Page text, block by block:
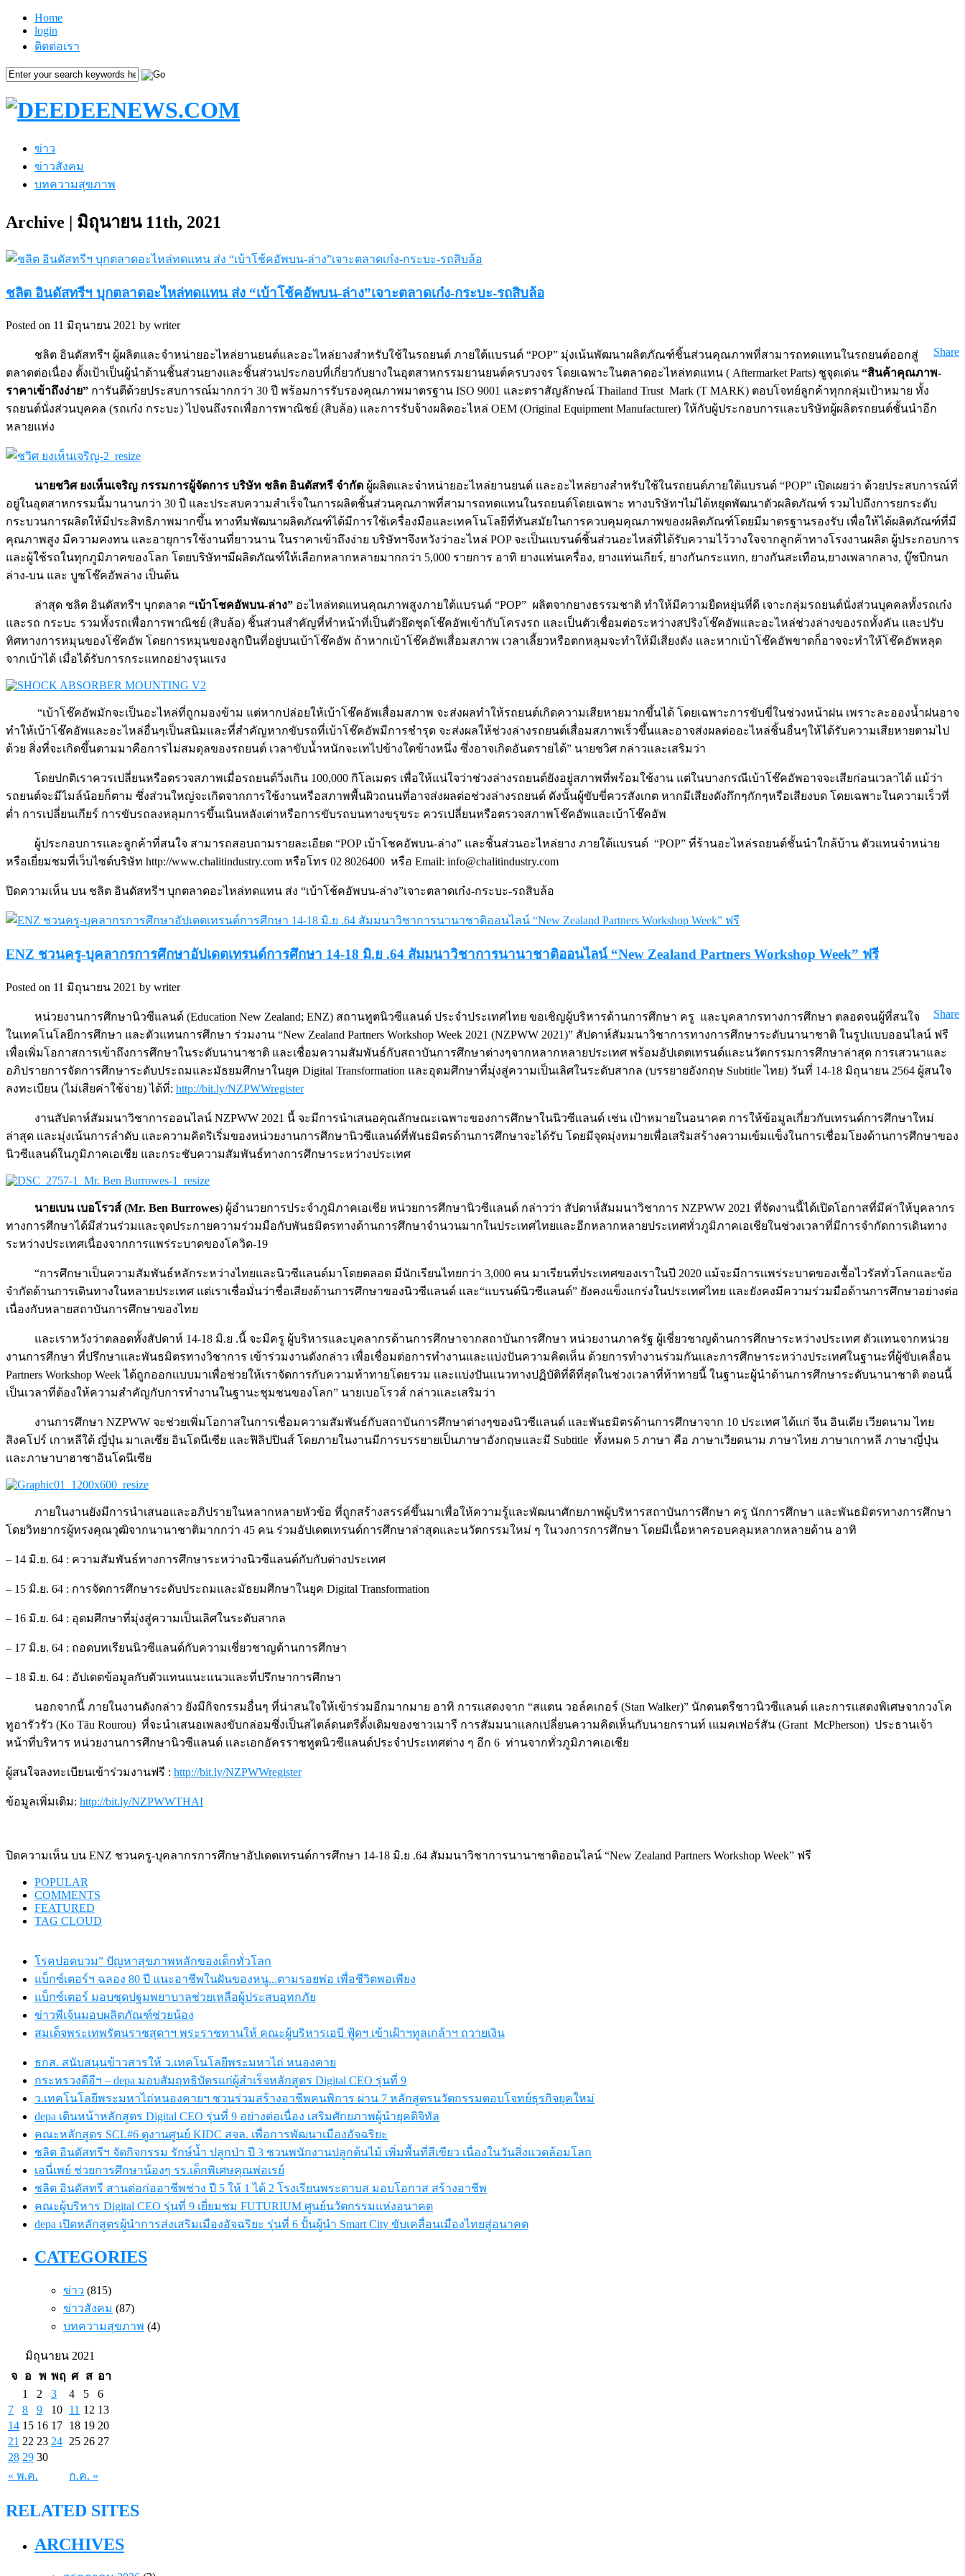
Home
login
ติดต่อเรา
ข่าว
ข่าวสังคม
บทความสุขภาพ
Archive | มิถุนายน 11th, 2021
ชลิต อินดัสทรีฯ บุกตลาดอะไหล่ทดแทน ส่ง “เบ้าโช้คอัพบน-ล่าง”เจาะตลาดเก๋ง-กระบะ-รถสิบล้อ
Posted on 11 มิถุนายน 2021 by writer
Share
ชลิต อินดัสทรีฯ ผู้ผลิตและจำหน่ายอะไหล่ยานยนต์และอะไหล่ยางสำหรับใช้ในรถยนต์ ภายใต้แบรนด์ “POP” มุ่งเน้นพัฒนาผลิตภัณฑ์ชิ้นส่วนคุณภาพที่สามารถทดแทนในรถยนต์ออกสู่
ตลาดต่อเนื่อง ตั้งเป้าเป็นผู้นำด้านชิ้นส่วนยางและชิ้นส่วนประกอบที่เกี่ยวกับยางในอุตสาหกรรมยานยนต์ครบวงจร โดยเฉพาะในตลาดอะไหล่ทดแทน ( Aftermarket Parts) ชูจุดเด่น “สินค้าคุณภาพ-
ราคาเข้าถึงง่าย” การันตีด้วยประสบการณ์มากกว่า 30 ปี พร้อมการรับรองคุณภาพมาตรฐาน ISO 9001 และตราสัญลักษณ์ Thailand Trust Mark (T MARK) ตอบโจทย์ลูกค้าทุกกลุ่มเป้าหมาย ทั้ง
รถยนต์นั่งส่วนบุคคล (รถเก๋ง กระบะ) ไปจนถึงรถเพื่อการพาณิชย์ (สิบล้อ) และการรับจ้างผลิตอะไหล่ OEM (Original Equipment Manufacturer) ให้กับผู้ประกอบการและบริษัทผู้ผลิตรถยนต์ชั้นนำอีก
หลายแห่ง
นายชวิศ ยงเห็นเจริญ กรรมการผู้จัดการ บริษัท ชลิต อินดัสทรี จำกัด ผู้ผลิตและจำหน่ายอะไหล่ยานยนต์ และอะไหล่ยางสำหรับใช้ในรถยนต์ภายใต้แบรนด์ “POP” เปิดเผยว่า ด้วยประสบการณ์ที่
อยู่ในอุตสาหกรรมนี้มานานกว่า 30 ปี และประสบความสำเร็จในการผลิตชิ้นส่วนคุณภาพที่สามารถทดแทนในรถยนต์โดยเฉพาะ ทางบริษัทฯไม่ได้หยุดพัฒนาตัวผลิตภัณฑ์ รวมไปถึงการยกระดับ
กระบวนการผลิตให้มีประสิทธิภาพมากขึ้น ทางทีมพัฒนาผลิตภัณฑ์ได้มีการใช้เครื่องมือและเทคโนโลยีที่ทันสมัยในการควบคุมคุณภาพของผลิตภัณฑ์โดยมีมาตรฐานรองรับ เพื่อให้ได้ผลิตภัณฑ์ที่มี
คุณภาพสูง มีความคงทน และอายุการใช้งานที่ยาวนาน ในราคาเข้าถึงง่าย บริษัทฯจึงหวังว่าอะไหล่ POP จะเป็นแบรนด์ชิ้นส่วนอะไหล่ที่ได้รับความไว้วางใจจากลูกค้าทางโรงงานผลิต ผู้ประกอบการ
และผู้ใช้รถในทุกภูมิภาคของโลก โดยบริษัทฯมีผลิตภัณฑ์ให้เลือกหลากหลายมากกว่า 5,000 รายการ อาทิ ยางแท่นเครื่อง, ยางแท่นเกียร์, ยางกันกระแทก, ยางกันสะเทือน,ยางเพลากลาง, บู๊ชปีกนก
ล่าง-บน และ บูชโช๊คอัพล่าง เป็นต้น
ล่าสุด ชลิต อินดัสทรีฯ บุกตลาด “เบ้าโชคอัพบน-ล่าง” อะไหล่ทดแทนคุณภาพสูงภายใต้แบรนด์ “POP” ผลิตจากยางธรรมชาติ ทำให้มีความยืดหยุ่นที่ดี เจาะกลุ่มรถยนต์นั่งส่วนบุคคลทั้งรถเก๋ง
และรถ กระบะ รวมทั้งรถเพื่อการพาณิชย์ (สิบล้อ) ชิ้นส่วนสำคัญที่ทำหน้าที่เป็นตัวยึดชุดโช๊คอัพเข้ากับโครงรถ และเป็นตัวเชื่อมต่อระหว่างสปริงโช๊คอัพและอะไหล่ช่วงล่างของรถทั้งคัน และปรับ
ทิศทางการหมุนของโช๊คอัพ โดยการหมุนของลูกปืนที่อยู่บนเบ้าโช๊คอัพ ถ้าหากเบ้าโช๊คอัพเสื่อมสภาพ เวลาเลี้ยวหรือตกหลุมจะทำให้มีเสียงดัง และหากเบ้าโช๊คอัพขาดก็อาจจะทำให้โช๊คอัพหลุด
จากเบ้าได้ เมื่อได้รับการกระแทกอย่างรุนแรง
“เบ้าโช๊คอัพมักจะเป็นอะไหล่ที่ถูกมองข้าม แต่หากปล่อยให้เบ้าโช๊คอัพเสื่อมสภาพ จะส่งผลทำให้รถยนต์เกิดความเสียหายมากขึ้นได้ โดยเฉพาะการขับขี่ในช่วงหน้าฝน เพราะละอองน้ำฝนอาจ
ทำให้เบ้าโช๊คอัพและอะไหล่อื่นๆเป็นสนิมและที่สำคัญหากขับรถที่เบ้าโช๊คอัพมีการชำรุด จะส่งผลให้ช่วงล่างรถยนต์เสื่อมสภาพเร็วขึ้นและอาจส่งผลต่ออะไหล่ชิ้นอื่นๆให้ได้รับความเสียหายตามไป
ด้วย สิ่งที่จะเกิดขึ้นตามมาคือการไม่สมดุลของรถยนต์ เวลาขับน้ำหนักจะเทไปข้างใดข้างหนึ่ง ซึ่งอาจเกิดอันตรายได้” นายชวิศ กล่าวและเสริมว่า
โดยปกติเราควรเปลี่ยนหรือตรวจสภาพเมื่อรถยนต์วิ่งเกิน 100,000 กิโลเมตร เพื่อให้แน่ใจว่าช่วงล่างรถยนต์ยังอยู่สภาพที่พร้อมใช้งาน แต่ในบางกรณีเบ้าโช๊คอัพอาจจะเสียก่อนเวลาได้ แม้ว่า
รถยนต์จะมีไมล์น้อยก็ตาม ซึ่งส่วนใหญ่จะเกิดจากการใช้งานหรือสภาพพื้นผิวถนนที่อาจส่งผลต่อช่วงล่างรถยนต์ ดังนั้นผู้ขับขี่ควรสังเกต หากมีเสียงดังกึกๆกักๆหรือเสียงบด โดยเฉพาะในความเร็วที่
ต่ำ การเปลี่ยนเกียร์ การขับรถลงหลุมการขึ้นเนินหลังเต่าหรือการขับรถบนทางขรุขระ ควรเปลี่ยนหรือตรวจสภาพโช๊คอัพและเบ้าโช๊คอัพ
ผู้ประกอบการและลูกค้าที่สนใจ สามารถสอบถามรายละเอียด “POP เบ้าโชคอัพบน-ล่าง” และชิ้นส่วนอะไหล่ยาง ภายใต้แบรนด์ “POP” ที่ร้านอะไหล่รถยนต์ชั้นนำใกล้บ้าน ตัวแทนจำหน่าย
หรือเยี่ยมชมที่เว็บไซต์บริษัท http://www.chalitindustry.com หรือโทร 02 8026400 หรือ Email: info@chalitindustry.com
ปิดความเห็น บน ชลิต อินดัสทรีฯ บุกตลาดอะไหล่ทดแทน ส่ง “เบ้าโช้คอัพบน-ล่าง”เจาะตลาดเก๋ง-กระบะ-รถสิบล้อ
ENZ ชวนครู-บุคลากรการศึกษาอัปเดตเทรนด์การศึกษา 14-18 มิ.ย .64 สัมมนาวิชาการนานาชาติออนไลน์ “New Zealand Partners Workshop Week” ฟรี
Posted on 11 มิถุนายน 2021 by writer
Share
หน่วยงานการศึกษานิวซีแลนด์ (Education New Zealand; ENZ) สถานทูตนิวซีแลนด์ ประจำประเทศไทย ขอเชิญผู้บริหารด้านการศึกษา ครู และบุคลากรทางการศึกษา ตลอดจนผู้ที่สนใจ
ในเทคโนโลยีการศึกษา และตัวแทนการศึกษา ร่วมงาน “New Zealand Partners Workshop Week 2021 (NZPWW 2021)” สัปดาห์สัมมนาวิชาการทางการศึกษาระดับนานาชาติ ในรูปแบบออนไลน์ ฟรี
เพื่อเพิ่มโอกาสการเข้าถึงการศึกษาในระดับนานาชาติ และเชื่อมความสัมพันธ์กับสถาบันการศึกษาต่างๆจากหลากหลายประเทศ พร้อมอัปเดตเทรนด์และนวัตกรรมการศึกษาล่าสุด การเสวนาและ
อภิปรายการจัดการศึกษาระดับประถมและมัธยมศึกษาในยุค Digital Transformation และอุดมศึกษาที่มุ่งสู่ความเป็นเลิศในระดับสากล (บรรยายอังกฤษ Subtitle ไทย) วันที่ 14-18 มิถุนายน 2564 ผู้สนใจ
ลงทะเบียน (ไม่เสียค่าใช้จ่าย) ได้ที่: http://bit.ly/NZPWWregister
งานสัปดาห์สัมมนาวิชาการออนไลน์ NZPWW 2021 นี้ จะมีการนำเสนอคุณลักษณะเฉพาะของการศึกษาในนิวซีเเลนด์ เช่น เป้าหมายในอนาคต การให้ข้อมูลเกี่ยวกับเทรนด์การศึกษาใหม่
ล่าสุด เเละมุ่งเน้นการลำดับ และความคิดริเริ่มของหน่วยงานการศึกษานิวซีเเลนด์ที่พันธมิตรด้านการศึกษาจะได้รับ โดยมีจุดมุ่งหมายเพื่อเสริมสร้างความเข้มเเข็งในการเชื่อมโยงด้านการศึกษาของ
นิวซีเเลนด์ในภูมิภาคเอเชีย และกระชับความสัมพันธ์ทางการศึกษาระหว่างประเทศ
นายเบน เบอโรวส์ (Mr. Ben Burrowes) ผู้อำนวยการประจำภูมิภาคเอเชีย หน่วยการศึกษานิวซีเเลนด์ กล่าวว่า สัปดาห์สัมมนาวิชาการ NZPWW 2021 ที่จัดงานนี้ได้เปิดโอกาสที่มีค่าให้บุคลากร
ทางการศึกษาได้มีส่วนร่วมเเละจุดประกายความร่วมมือกับพันธมิตรทางด้านการศึกษาจำนวนมากในประเทศไทยเเละอีกหลากหลายประเทศทั่วภูมิภาคเอเชียในช่วงเวลาที่มีการจำกัดการเดินทาง
ระหว่างประเทศเนื่องจากการแพร่ระบาดของโควิด-19
“การศึกษาเป็นความสัมพันธ์หลักระหว่างไทยและนิวซีแลนด์มาโดยตลอด มีนักเรียนไทยกว่า 3,000 คน มาเรียนที่ประเทศของเราในปี 2020 แม้จะมีการเเพร่ระบาดของเชื้อไวรัสทั่วโลกและข้อ
จำกัดด้านการเดินทางในหลายประเทศ แต่เราเชื่อมั่นว่าชื่อเสียงด้านการศึกษาของนิวซีแลนด์ และ“แบรนด์นิวซีแลนด์” ยังคงแข็งแกร่งในประเทศไทย และยังคงมีความร่วมมือด้านการศึกษาอย่างต่อ
เนื่องกับหลายสถาบันการศึกษาของไทย
และเราหวังว่าตลอดทั้งสัปดาห์ 14-18 มิ.ย .นี้ จะมีครู ผู้บริหารและบุคลากรด้านการศึกษาจากสถาบันการศึกษา หน่วยงานภาครัฐ ผู้เชี่ยวชาญด้านการศึกษาระหว่างประเทศ ตัวเเทนจากหน่วย
งานการศึกษา ที่ปรึกษาเเละพันธมิตรทางวิชาการ เข้าร่วมงานดังกล่าว เพื่อเชื่อมต่อการทำงานเเละเเบ่งปันความคิดเห็น ด้วยการทำงานร่วมกันเเละการศึกษาระหว่างประเทศในฐานะที่ผู้ขับเคลื่อน
Partners Workshop Week ได้ถูกออกเเบบมาเพื่อช่วยให้เราจัดการกับความท้าทายโดยรวม เเละเเบ่งปันเเนวทางปฏิบัติที่ดีที่สุดในช่วงเวลาที่ท้าทายนี้ ในฐานะผู้นำด้านการศึกษาระดับนานาชาติ ตอนนี้
เป็นเวลาที่ต้องให้ความสำคัญกับการทำงานในฐานะชุมชนของโลก” นายเบอโรวส์ กล่าวและเสริมว่า
งานการศึกษา NZPWW จะช่วยเพิ่มโอกาสในการเชื่อมความสัมพันธ์กับสถาบันการศึกษาต่างๆของนิวซีแลนด์ และพันธมิตรด้านการศึกษาจาก 10 ประเทศ ได้เเก่ จีน อินเดีย เวียดนาม ไทย
สิงคโปร์ เกาหลีใต้ ญี่ปุ่น มาเลเซีย อินโดนีเซีย เเละฟิลิปปินส์ โดยภายในงานมีการบรรยายเป็นภาษาอังกฤษและมี Subtitle ทั้งหมด 5 ภาษา คือ ภาษาเวียดนาม ภาษาไทย ภาษาเกาหลี ภาษาญี่ปุ่น
เเละภาษาบาฮาซาอินโดนีเซีย
ภายในงานยังมีการนำเสนอและอภิปรายในหลากหลายหัวข้อ ที่ถูกสร้างสรรค์ขึ้นมาเพื่อให้ความรู้และพัฒนาศักยภาพผู้บริหารสถาบันการศึกษา ครู นักการศึกษา และพันธมิตรทางการศึกษา
โดยวิทยากรผู้ทรงคุณวุฒิจากนานาชาติมากกว่า 45 คน ร่วมอัปเดตเทรนด์การศึกษาล่าสุดและนวัตกรรมใหม่ ๆ ในวงการการศึกษา โดยมีเนื้อหาครอบคลุมหลากหลายด้าน อาทิ
– 14 มิ.ย. 64 : ความสัมพันธ์ทางการศึกษาระหว่างนิวซีแลนด์กับกับต่างประเทศ
– 15 มิ.ย. 64 : การจัดการศึกษาระดับประถมและมัธยมศึกษาในยุค Digital Transformation
– 16 มิ.ย. 64 : อุดมศึกษาที่มุ่งสู่ความเป็นเลิศในระดับสากล
– 17 มิ.ย. 64 : ถอดบทเรียนนิวซีแลนด์กับความเชี่ยวชาญด้านการศึกษา
– 18 มิ.ย. 64 : อัปเดตข้อมูลกับตัวแทนแนะแนวและที่ปรึกษาการศึกษา
นอกจากนี้ ภายในงานดังกล่าว ยังมีกิจกรรมอื่นๆ ที่น่าสนใจให้เข้าร่วมอีกมากมาย อาทิ การเเสดงจาก “สเเตน วอล์คเกอร์ (Stan Walker)” นักดนตรีชาวนิวซีเเลนด์ เเละการเเสดงพิเศษจากวงโค
ทูอารัวรัว (Ko Tāu Rourou) ที่จะนำเสนอเพลงขับกล่อมซึ่งเป็นสไตล์ดนตรีดั้งเดิมของชาวเมารี การสัมมนาเเลกเปลี่ยนความคิดเห็นกับนายกรานท์ เแมคเฟอร์สัน (Grant McPherson) ประธานเจ้า
หน้าที่บริหาร หน่วยงานการศึกษานิวซีเเลนด์ เเละเอกอัครราชทูตนิวซีแลนด์ประจำประเทศต่าง ๆ อีก 6 ท่านจากทั่วภูมิภาคเอเชีย
ผู้สนใจลงทะเบียนเข้าร่วมงานฟรี : http://bit.ly/NZPWWregister
ข้อมูลเพิ่มเติม: http://bit.ly/NZPWWTHAI
ปิดความเห็น บน ENZ ชวนครู-บุคลากรการศึกษาอัปเดตเทรนด์การศึกษา 14-18 มิ.ย .64 สัมมนาวิชาการนานาชาติออนไลน์ “New Zealand Partners Workshop Week” ฟรี
POPULAR
COMMENTS
FEATURED
TAG CLOUD
โรคปอดบวม” ปัญหาสุขภาพหลักของเด็กทั่วโลก
แบ็กซ์เตอร์ฯ ฉลอง 80 ปี แนะอาชีพในฝันของหนู...ตามรอยพ่อ เพื่อชีวิตพอเพียง
แบ็กซ์เตอร์ มอบชุดปฐมพยาบาลช่วยเหลือผู้ประสบอุทกภัย
ข่าวพีเจ้นมอบผลิตภัณฑ์ช่วยน้อง
สมเด็จพระเทพรัตนราชสุดาฯ พระราชทานให้ คณะผู้บริหารเอบี ฟู้ดฯ เข้าเฝ้าฯทูลเกล้าฯ ถวายเงิน
ธกส. สนับสนุนข้าวสารให้ ว.เทคโนโลยีพระมหาไถ่ หนองคาย
กระทรวงดีอีฯ – depa มอบสัมฤทธิบัตรแก่ผู้สำเร็จหลักสูตร Digital CEO รุ่นที่ 9
ว.เทคโนโลยีพระมหาไถ่หนองคายฯ ชวนร่วมสร้างอาชีพคนพิการ ผ่าน 7 หลักสูตรนวัตกรรมตอบโจทย์ธุรกิจยุคใหม่
depa เดินหน้าหลักสูตร Digital CEO รุ่นที่ 9 อย่างต่อเนื่อง เสริมศักยภาพผู้นำยุคดิจิทัล
คณะหลักสูตร SCL#6 ดูงานศูนย์ KIDC สจล. เพื่อการพัฒนาเมืองอัจฉริยะ
ชลิต อินดัสทรีฯ จัดกิจกรรม รักษ์น้ำ ปลูกป่า ปี 3 ชวนพนักงานปลูกต้นไม้ เพิ่มพื้นที่สีเขียว เนื่องในวันสิ่งแวดล้อมโลก
เอนี่เพย์ ช่วยการศึกษาน้องๆ รร.เด็กพิเศษคุณพ่อเรย์
ชลิต อินดัสทรี สานต่อก่ออาชีพช่าง ปี 5 ให้ 1 ได้ 2 โรงเรียนพระดาบส มอบโอกาส สร้างอาชีพ
คณะผู้บริหาร Digital CEO รุ่นที่ 9 เยี่ยมชม FUTURIUM ศูนย์นวัตกรรมแห่งอนาคต
depa เปิดหลักสูตรผู้นำการส่งเสริมเมืองอัจฉริยะ รุ่นที่ 6 ปั้นผู้นำ Smart City ขับเคลื่อนเมืองไทยสู่อนาคต
CATEGORIES
ข่าว (815)
ข่าวสังคม (87)
บทความสุขภาพ (4)
มิถุนายน 2021
จ
อ พ พฤ ศ ส อา
« พ.ค. ก.ค. »
1 2 3 4 5
6
7
8 9 10 11 12 13
14 15 16 17 18 19 20
21 22 23 24 25 26 27
28 29 30
RELATED SITES
ARCHIVES